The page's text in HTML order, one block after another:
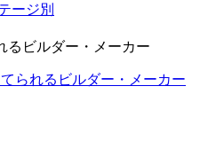
ージ別
るビルダー・メーカー
られるビルダー・メーカー